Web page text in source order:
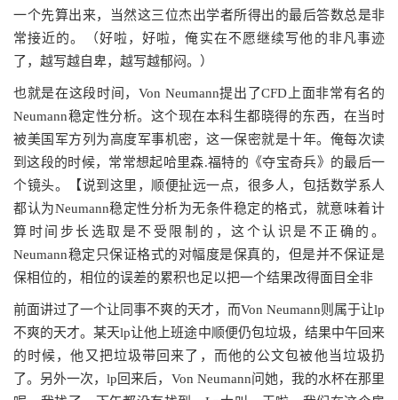
一个先算出来，当然这三位杰出学者所得出的最后答数总是非
常接近的。（好啦，好啦，俺实在不愿继续写他的非凡事迹
了，越写越自卑，越写越郁闷。）
也就是在这段时间，Von Neumann提出了CFD上面非常有名的
Neumann稳定性分析。这个现在本科生都晓得的东西，在当时
被美国军方列为高度军事机密，这一保密就是十年。俺每次读
到这段的时候，常常想起哈里森.福特的《夺宝奇兵》的最后一
个镜头。【说到这里，顺便扯远一点，很多人，包括数学系人
都认为Neumann稳定性分析为无条件稳定的格式，就意味着计
算时间步长选取是不受限制的，这个认识是不正确的。
Neumann稳定只保证格式的对幅度是保真的，但是并不保证是
保相位的，相位的误差的累积也足以把一个结果改得面目全非
前面讲过了一个让同事不爽的天才，而Von Neumann则属于让lp
不爽的天才。某天lp让他上班途中顺便仍包垃圾，结果中午回来
的时候，他又把垃圾带回来了，而他的公文包被他当垃圾扔
了。另外一次，lp回来后，Von Neumann问她，我的水杯在那里